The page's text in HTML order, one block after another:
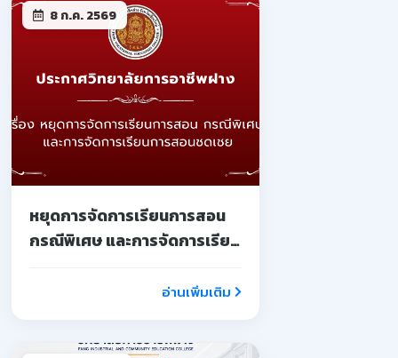
8 ก.ค. 2569
หยุดการจัดการเรียนการสอน
กรณีพิเศษ และการจัดการเรียน
อ่านเพิ่มเติม